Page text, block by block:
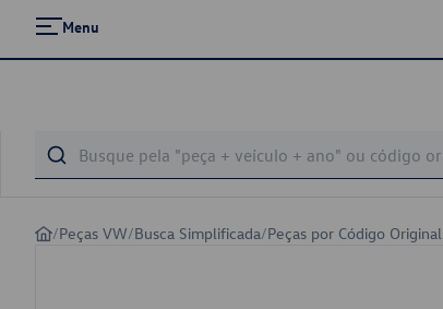
Menu
/Peças VW/Busca Simplificada/Peças por Código Original